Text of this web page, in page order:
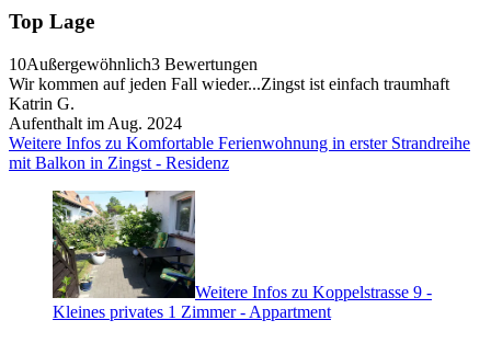
Top Lage
10Außergewöhnlich3 Bewertungen
Wir kommen auf jeden Fall wieder...Zingst ist einfach traumhaft
Katrin G.
Aufenthalt im Aug. 2024
Weitere Infos zu Komfortable Ferienwohnung in erster Strandreihe
mit Balkon in Zingst - Residenz
Weitere Infos zu Koppelstrasse 9 -
Kleines privates 1 Zimmer - Appartment